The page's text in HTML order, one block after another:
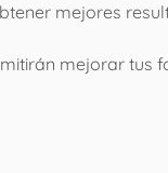
mejores
mejorar tus